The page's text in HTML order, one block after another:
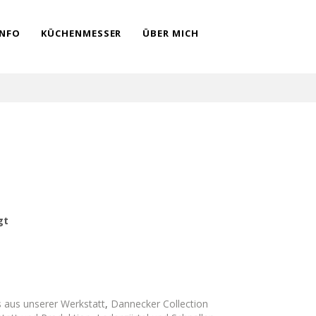
KÜCHENMESSER ÜBER MICH
aus unserer Werkstatt, Dannecker Collection